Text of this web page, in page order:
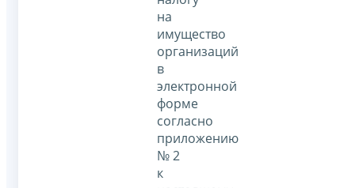
на
имущество
организаций
в
электронной
форме
согласно
приложению
№ 2
к